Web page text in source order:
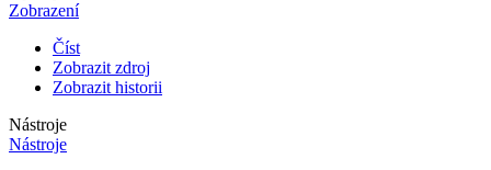
Zobrazení
Číst
Zobrazit zdroj
Zobrazit historii
Nástroje
Nástroje